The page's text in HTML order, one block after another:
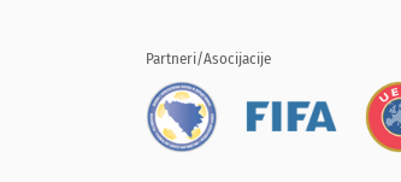
Partneri/Asocijacije